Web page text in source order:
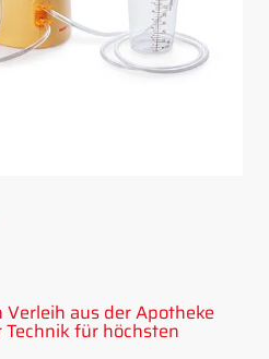
aus der Apotheke
für höchsten